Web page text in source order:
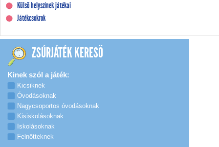
Külső helyszínek játékai
Játékcsokrok
ZSÚRJÁTÉK KERESŐ
Kinek szól a játék:
Kicsiknek
Óvodásoknak
Nagycsoportos óvodásoknak
Kisiskolásoknak
Iskolásoknak
Felnőtteknek